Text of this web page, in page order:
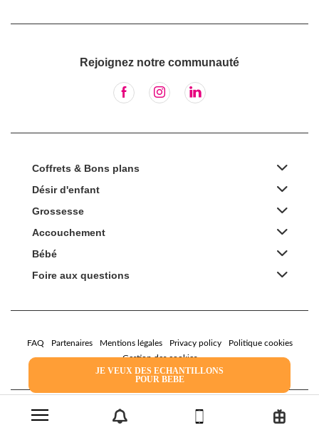
JE VEUX DES ECHANTILLONS
POUR BEBE
Rejoignez notre communauté
Coffrets & Bons plans
Désir d'enfant
Grossesse
Accouchement
Bébé
Foire aux questions
FAQ Partenaires Mentions légales Privacy policy
Politique cookies
Gestion des cookies
2022 Family Service - la Boîte Rose